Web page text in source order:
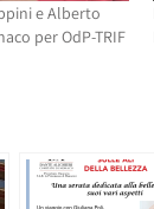
e Alberto
per OdP-TRIF